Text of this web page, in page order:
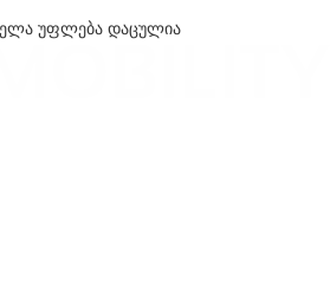
უფლება დაცულია